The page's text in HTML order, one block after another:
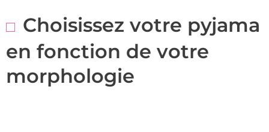
Choisissez votre pyjama
en fonction de votre
morphologie